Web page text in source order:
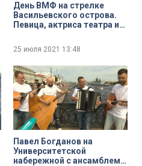
День ВМФ на стрелке
Васильевского острова.
Певица, актриса театра и
25 июля 2021 13:48
Павел Богданов на
Университетской
набережной с ансамблем